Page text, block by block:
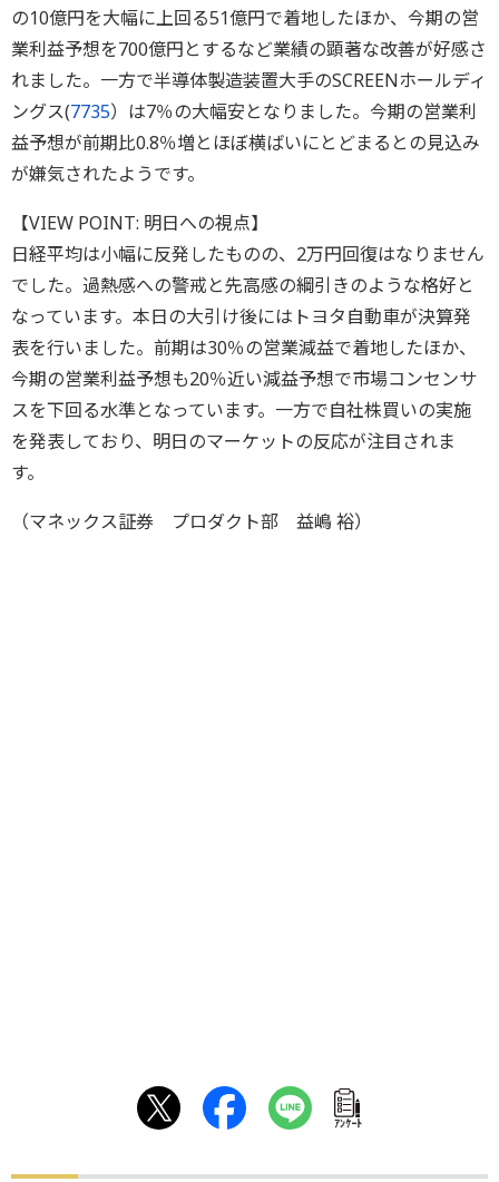
の10億円を大幅に上回る51億円で着地したほか、今期の営
業利益予想を700億円とするなど業績の顕著な改善が好感さ
れました。一方で半導体製造装置大手のSCREENホールディ
ングス(7735）は7％の大幅安となりました。今期の営業利
益予想が前期比0.8％増とほぼ横ばいにとどまるとの見込み
が嫌気されたようです。
【VIEW POINT: 明日への視点】
日経平均は小幅に反発したものの、2万円回復はなりません
でした。過熱感への警戒と先高感の綱引きのような格好と
なっています。本日の大引け後にはトヨタ自動車が決算発
表を行いました。前期は30％の営業減益で着地したほか、
今期の営業利益予想も20％近い減益予想で市場コンセンサ
スを下回る水準となっています。一方で自社株買いの実施
を発表しており、明日のマーケットの反応が注目されま
す。
（マネックス証券 プロダクト部 益嶋 裕）
ｱﾝｹｰﾄ